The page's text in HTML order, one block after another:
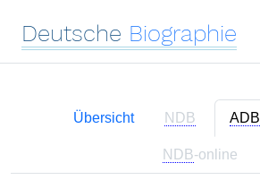
Deutsche Biographie
Übersicht NDB ADB
NDB-online